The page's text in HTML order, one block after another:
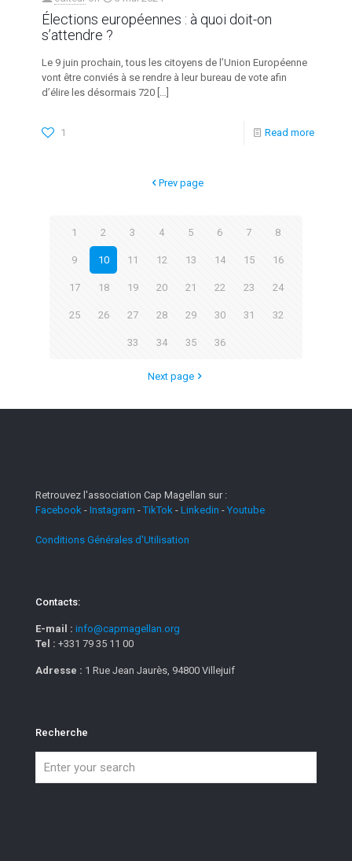
Élections européennes : à quoi doit-on
s’attendre ?
Le 9 juin prochain, tous les citoyens de l’Union Européenne
vont être conviés à se rendre à leur bureau de vote afin
d’élire les désormais 720 […]
1 Read more
Prev page
1 2 3 4 5 6 7 8
9 10 11 12 13 14 15 16
17 18 19 20 21 22 23 24
25 26 27 28 29 30 31 32
33 34 35 36
Next page
Retrouvez l'association Cap Magellan sur :
Facebook - Instagram -TikTok - Linkedin - Youtube
Conditions Générales d'Utilisation
Contacts:
E-mail : info@capmagellan.org
Tel : +331 79 35 11 00
Adresse : 1 Rue Jean Jaurès, 94800 Villejuif
Recherche